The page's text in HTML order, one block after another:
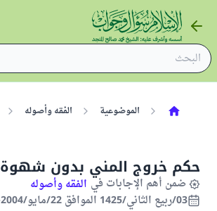
الموضوعية الفقه وأصوله
حكم خروج المني بدون شهوة
ضمن أهم الإجابات في الفقه وأصوله
03/ربيع الثاني/1425 الموافق 22/مايو/2004